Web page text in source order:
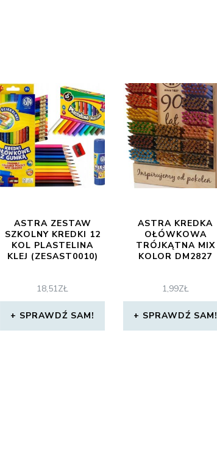
ASTRA ZESTAW
SZKOLNY KREDKI 12
KOL PLASTELINA
KLEJ (ZESAST0010)
18,51ZŁ
SPRAWDŹ SAM!
ASTRA KREDKA
OŁÓWKOWA
TRÓJKĄTNA MIX
KOLOR DM2827
1,99ZŁ
SPRAWDŹ SAM!